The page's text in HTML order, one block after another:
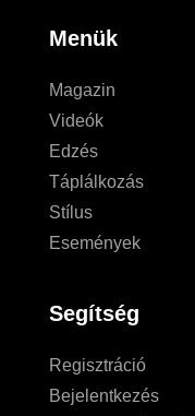
Menük
Magazin
Videók
Edzés
Táplálkozás
Stílus
Események
Segítség
Regisztráció
Bejelentkezés